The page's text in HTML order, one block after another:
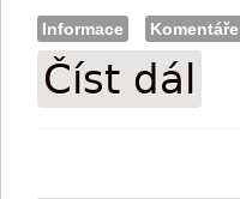
Informace Komentáře
Číst dál